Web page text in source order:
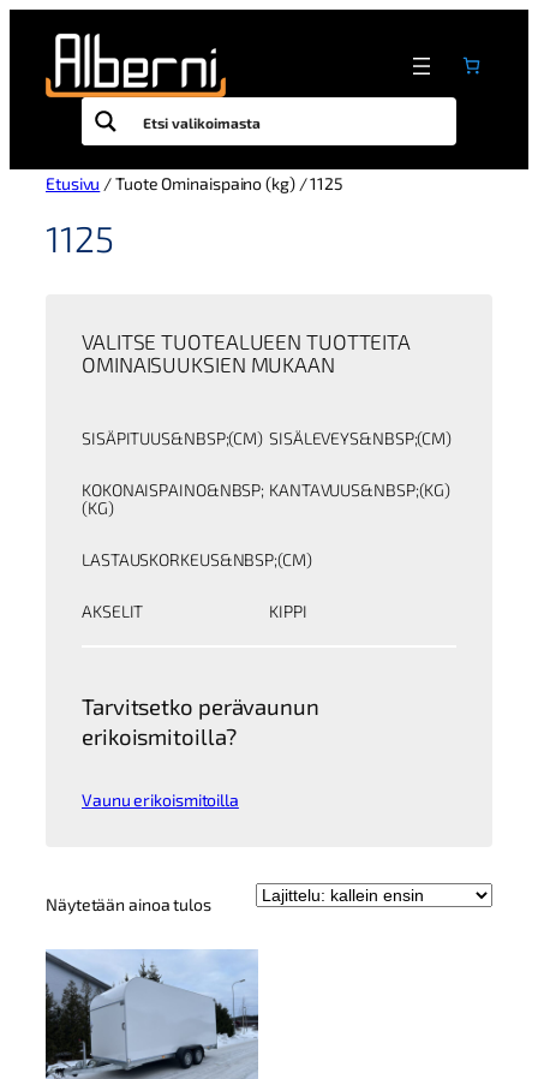
sisältöön
Etusivu / Tuote Ominaispaino (kg) / 1125
1125
VALITSE TUOTEALUEEN TUOTTEITA
OMINAISUUKSIEN MUKAAN
SISÄPITUUS&NBSP;(CM) SISÄLEVEYS&NBSP;(CM)
KOKONAISPAINO&NBSP;
(KG)
KANTAVUUS&NBSP;(KG)
LASTAUSKORKEUS&NBSP;(CM)
AKSELIT KIPPI
Tarvitsetko perävaunun
erikoismitoilla?
Vaunu erikoismitoilla
Näytetään ainoa tulos